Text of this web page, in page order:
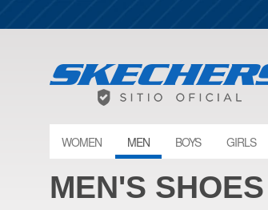
WOMEN MEN BOYS GIRLS
MEN'S SHOES